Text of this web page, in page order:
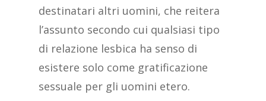
destinatari altri uomini, che reitera
l’assunto secondo cui qualsiasi tipo
di relazione lesbica ha senso di
esistere solo come gratificazione
sessuale per gli uomini etero.